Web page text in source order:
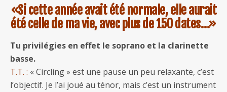
«Si cette année avait été normale, elle aurait
été celle de ma vie, avec plus de 150 dates…»
Tu privilégies en effet le soprano et la clarinette
basse.
T.T. : « Circling » est une pause un peu relaxante, c’est
l’objectif. Je l’ai joué au ténor, mais c’est un instrument